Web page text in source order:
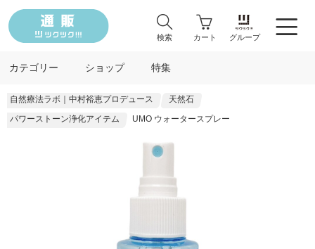
検索 カート グループ
カテゴリー ショップ 特集
自然療法ラボ｜中村裕恵プロデュース
天然石
パワーストーン浄化アイテム
UMO ウォータースプレー